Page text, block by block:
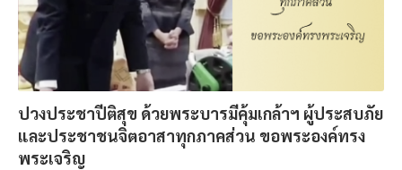
ปวงประชาปีติสุข ด้วยพระบารมีคุ้มเกล้าฯ ผู้ประสบภัย
และประชาชนจิตอาสาทุกภาคส่วน ขอพระองค์ทรง
พระเจริญ